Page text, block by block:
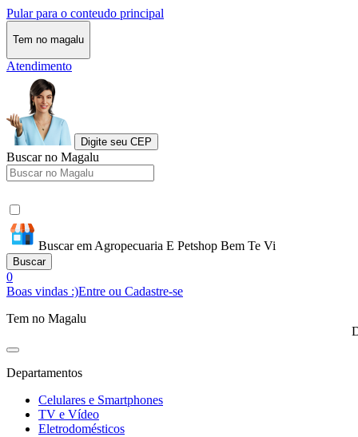
Pular para o conteudo principal
Tem no magalu
Atendimento
Digite seu CEP
Buscar no Magalu
Buscar em Agropecuaria E Petshop Bem Te Vi
Buscar
0
Boas vindas :)Entre ou Cadastre-se
Tem no Magalu
Departamentos
Celulares e Smartphones
TV e Vídeo
Eletrodomésticos